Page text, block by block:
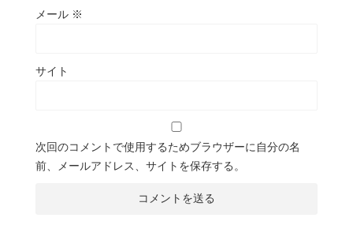
メール ※
サイト
次回のコメントで使用するためブラウザーに自分の名
前、メールアドレス、サイトを保存する。